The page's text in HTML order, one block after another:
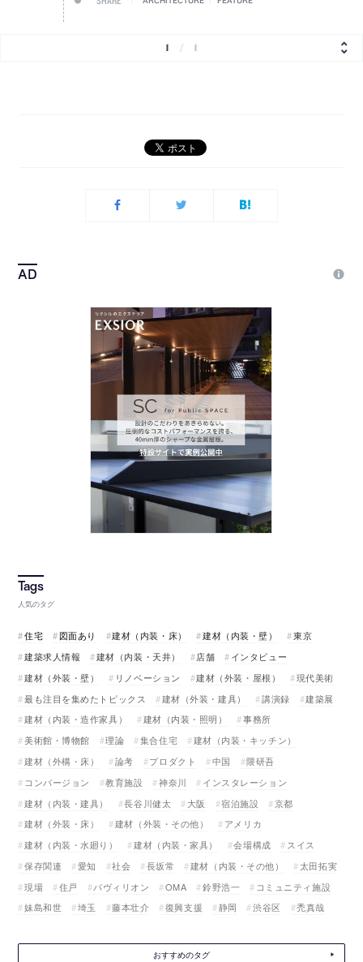
1 1
人気のタグ
住宅 図面あり 建材（内装・床） 建材（内装・壁）
東京
建築求人情報
建材（内装・天井） 店舗
インタビュー
建材（外装・壁）
リノベーション 建材（外装・屋根）
現代美術
最も注目を集めたトピックス
建材（外装・建具） 講演録
建築展
建材（内装・造作家具）
建材（内装・照明）
事務所
美術館・博物館
理論 集合住宅
建材（内装・キッチン）
建材（外構・床）
論考 プロダクト 中国
隈研吾
コンバージョン
教育施設 神奈川
インスタレーション
建材（内装・建具）
長谷川健太 大阪 宿泊施設
京都
建材（外装・床）
建材（外装・その他）
アメリカ
建材（内装・水廻り）
建材（内装・家具） 会場構成
スイス
保存関連
愛知 社会 長坂常 建材（内装・その他）
太田拓実
現場
住戸 パヴィリオン OMA 鈴野浩一
コミュニティ施設
妹島和世
埼玉 藤本壮介 復興支援 静岡 渋谷区 禿真哉
おすすめのタグ